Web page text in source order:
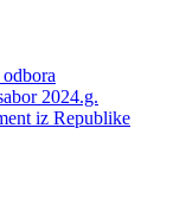
2024.g.
iz Republike